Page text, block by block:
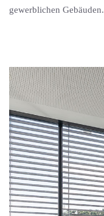
gewerblichen Gebäuden.